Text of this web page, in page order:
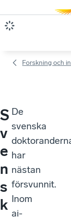
Forskning och
S
v
e
n
s
k
De
svenska
har
nästan
försvunnit.
Inom
ai-